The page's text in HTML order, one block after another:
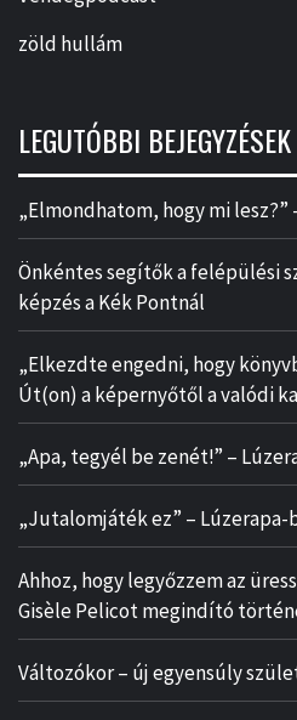
zöld hullám
LEGUTÓBBI BEJEGYZÉSEK
„Elmondhatom, hogy mi lesz?”
Önkéntes segítők a felépülési
képzés a Kék Pontnál
„Elkezdte engedni, hogy
Út(on) a képernyőtől a valódi
„Apa, tegyél be zenét!” –
„Jutalomjáték ez” – Lúzerapa-
Ahhoz, hogy legyőzzem az
Gisèle Pelicot megindító
Változókor – új egyensúly